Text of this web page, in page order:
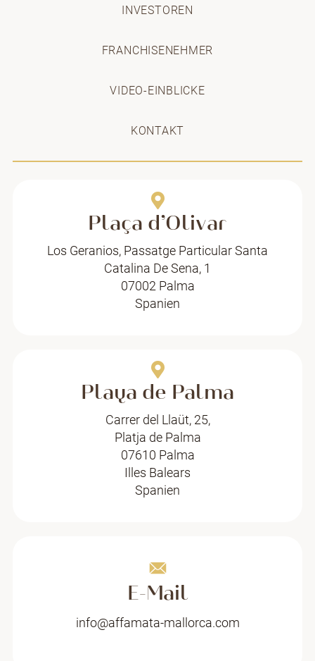
INVESTOREN
FRANCHISENEHMER
VIDEO-EINBLICKE
KONTAKT
Plaça d’Olivar
Los Geranios, Passatge Particular Santa
Catalina De Sena, 1
07002 Palma
Spanien
Playa de Palma
Carrer del Llaüt, 25,
Platja de Palma
07610 Palma
Illes Balears
Spanien
E-Mail
info@affamata-mallorca.com